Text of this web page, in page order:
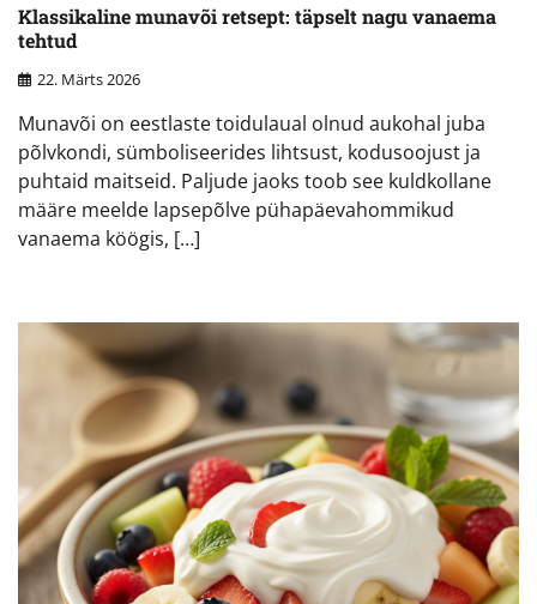
Klassikaline munavõi retsept: täpselt nagu vanaema
tehtud
22. Märts 2026
Munavõi on eestlaste toidulaual olnud aukohal juba
põlvkondi, sümboliseerides lihtsust, kodusoojust ja
puhtaid maitseid. Paljude jaoks toob see kuldkollane
määre meelde lapsepõlve pühapäevahommikud
vanaema köögis, […]